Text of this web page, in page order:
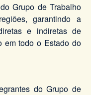
Grupo de Trabalho
garantindo a
e indiretas de
em todo o Estado do
do Grupo de